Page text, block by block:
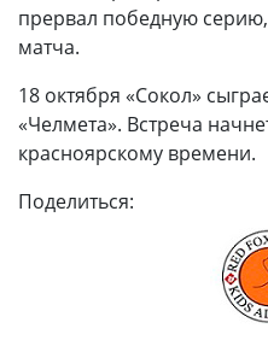
прервал победную
матча.
18 октября «Сокол»
«Челмета». Встреча
красноярскому времени.
Поделиться: